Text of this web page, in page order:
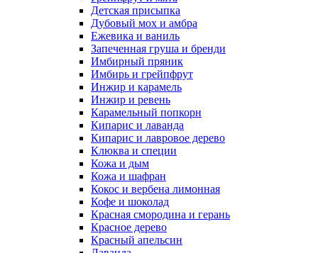
Детская присыпка
Дубовый мох и амбра
Ежевика и ваниль
Запеченная груша и бренди
Имбирный пряник
Имбирь и грейпфрут
Инжир и карамель
Инжир и ревень
Карамельный попкорн
Кипарис и лаванда
Кипарис и лавровое дерево
Клюква и специи
Кожа и дым
Кожа и шафран
Кокос и вербена лимонная
Кофе и шоколад
Красная смородина и герань
Красное дерево
Красный апельсин